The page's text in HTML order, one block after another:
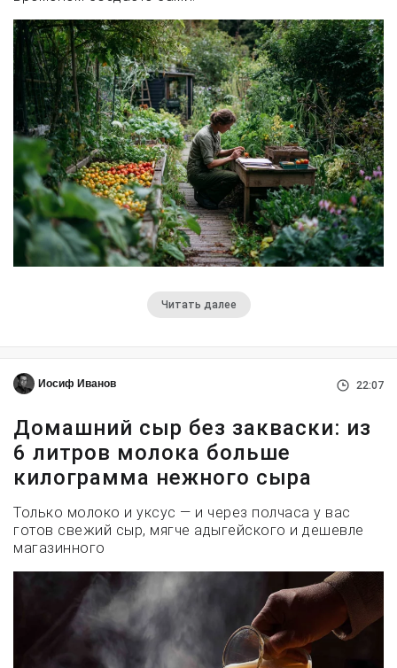
Читать далее
Иосиф Иванов 22:07
Домашний сыр без закваски: из
6 литров молока больше
килограмма нежного сыра
Только молоко и уксус — и через полчаса у вас
готов свежий сыр, мягче адыгейского и дешевле
магазинного